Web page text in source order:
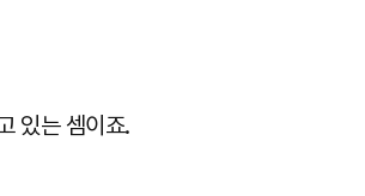
있는 셈이죠.